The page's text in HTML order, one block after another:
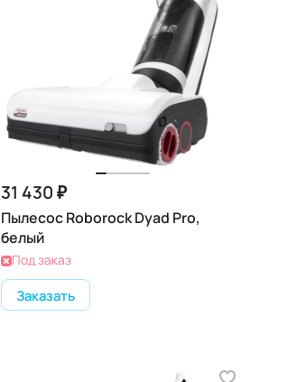
31 430 ₽
Пылесос Roborock Dyad Pro,
белый
Под заказ
Заказать